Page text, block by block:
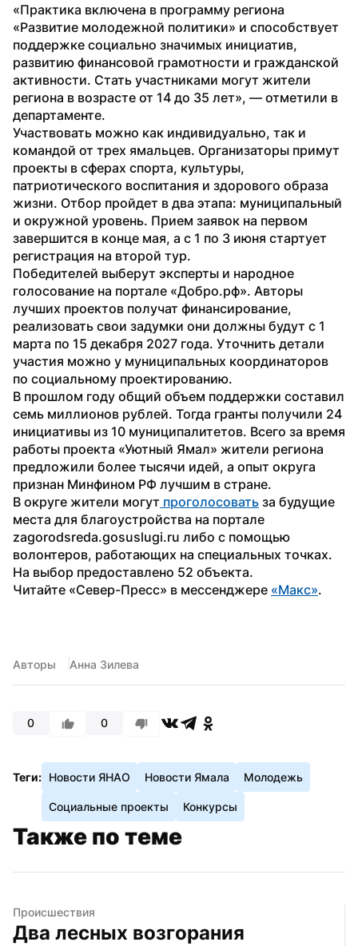
«Практика включена в программу региона
«Развитие молодежной политики» и способствует
поддержке социально значимых инициатив,
развитию финансовой грамотности и гражданской
активности. Стать участниками могут жители
региона в возрасте от 14 до 35 лет», — отметили в
департаменте.
Участвовать можно как индивидуально, так и
командой от трех ямальцев. Организаторы примут
проекты в сферах спорта, культуры,
патриотического воспитания и здорового образа
жизни. Отбор пройдет в два этапа: муниципальный
и окружной уровень. Прием заявок на первом
завершится в конце мая, а с 1 по 3 июня стартует
регистрация на второй тур.
Победителей выберут эксперты и народное
голосование на портале «Добро.рф». Авторы
лучших проектов получат финансирование,
реализовать свои задумки они должны будут с 1
марта по 15 декабря 2027 года. Уточнить детали
участия можно у муниципальных координаторов
по социальному проектированию.
В прошлом году общий объем поддержки составил
семь миллионов рублей. Тогда гранты получили 24
инициативы из 10 муниципалитетов. Всего за время
работы проекта «Уютный Ямал» жители региона
предложили более тысячи идей, а опыт округа
признан Минфином РФ лучшим в стране.
В округе жители могут проголосовать за будущие
места для благоустройства на портале
zagorodsreda.gosuslugi.ru либо с помощью
волонтеров, работающих на специальных точках.
На выбор предоставлено 52 объекта.
Читайте «Север-Пресс» в мессенджере «Макс».
Авторы Анна Зилева
0 0
Теги: Новости ЯНАО Новости Ямала Молодежь
Социальные проекты Конкурсы
Также по теме
Происшествия
Два лесных возгорания